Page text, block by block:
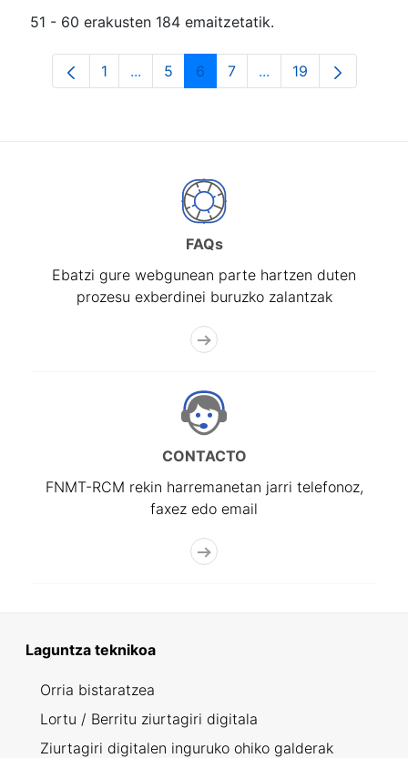
51 - 60 erakusten 184 emaitzetatik.
Orrialdea
1 ...Intermediate Pages Use TAB to
Orrialdea
5 Orrialdea
6 Orrialdea
7 ...Intermediate Pages
Orrialdea
19
FAQs
Ebatzi gure webgunean parte hartzen duten
prozesu exberdinei buruzko zalantzak
CONTACTO
FNMT-RCM rekin harremanetan jarri telefonoz,
faxez edo email
Laguntza teknikoa
Orria bistaratzea
Lortu / Berritu ziurtagiri digitala
Ziurtagiri digitalen inguruko ohiko galderak